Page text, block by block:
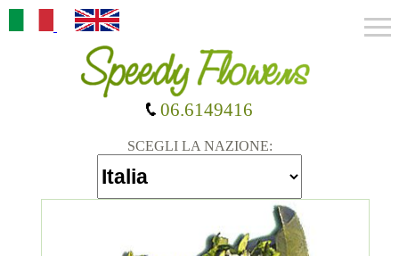
SCEGLI LA NAZIONE:
06.6149416